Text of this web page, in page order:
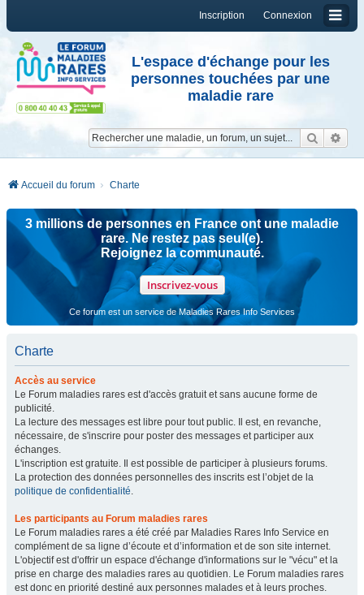
Connexion
Inscription
L'espace d'échange pour les
personnes touchées par une
maladie rare
Accueil du forum Charte
3 millions de personnes en France ont une maladie
rare. Ne restez pas seul(e).
Rejoignez la communauté.
Inscrivez-vous
Ce forum est un service de Maladies Rares Info Services
Charte
Accès au service
Le Forum maladies rares est d'accès gratuit et sans aucune forme de
publicité.
La lecture des messages est libre pour tout public. Il est, en revanche,
nécessaire, de s'inscrire pour poster des messages et participer aux
échanges.
L'inscription est gratuite. Il est possible de participer à plusieurs forums.
La protection des données personnelles des inscrits est l’objet de la
politique de confidentialité.
Les participants au Forum maladies rares
Le Forum maladies rares a été créé par Maladies Rares Info Service en
complément de sa ligne d’écoute et d’information et de son site internet.
L'objectif est d'offrir un espace d'échange d'informations sur le "vécu" et la
prise en charge des maladies rares au quotidien. Le Forum maladies rares
est donc en priorité destiné aux personnes malades et à leurs proches.